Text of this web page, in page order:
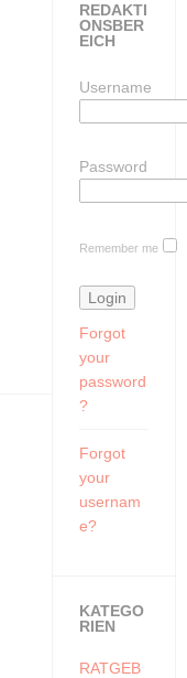
REDAKTI
ONSBER
EICH
Username
Password
Remember me
Forgot
your
password
?
Forgot
your
usernam
e?
KATEGO
RIEN
RATGEB